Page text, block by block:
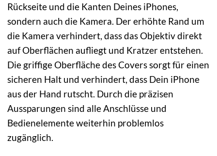
Rückseite und die Kanten Deines iPhones,
sondern auch die Kamera. Der erhöhte Rand um
die Kamera verhindert, dass das Objektiv direkt
auf Oberflächen aufliegt und Kratzer entstehen.
Die griffige Oberfläche des Covers sorgt für einen
sicheren Halt und verhindert, dass Dein iPhone
aus der Hand rutscht. Durch die präzisen
Aussparungen sind alle Anschlüsse und
Bedienelemente weiterhin problemlos
zugänglich.